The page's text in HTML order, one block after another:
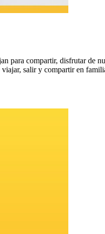
para compartir, disfrutar de
salir y compartir en